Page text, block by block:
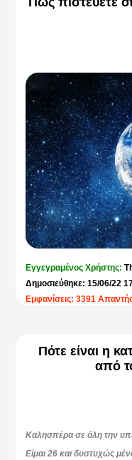
Εγγεγραμένος Χρήστης:
Δημοσιεύθηκε: 15/06/22
Εμφανίσεις: 3391
Πότε είναι η
από
Καλησπέρα σε όλη την
Είμαι 26 και δυστυχώς